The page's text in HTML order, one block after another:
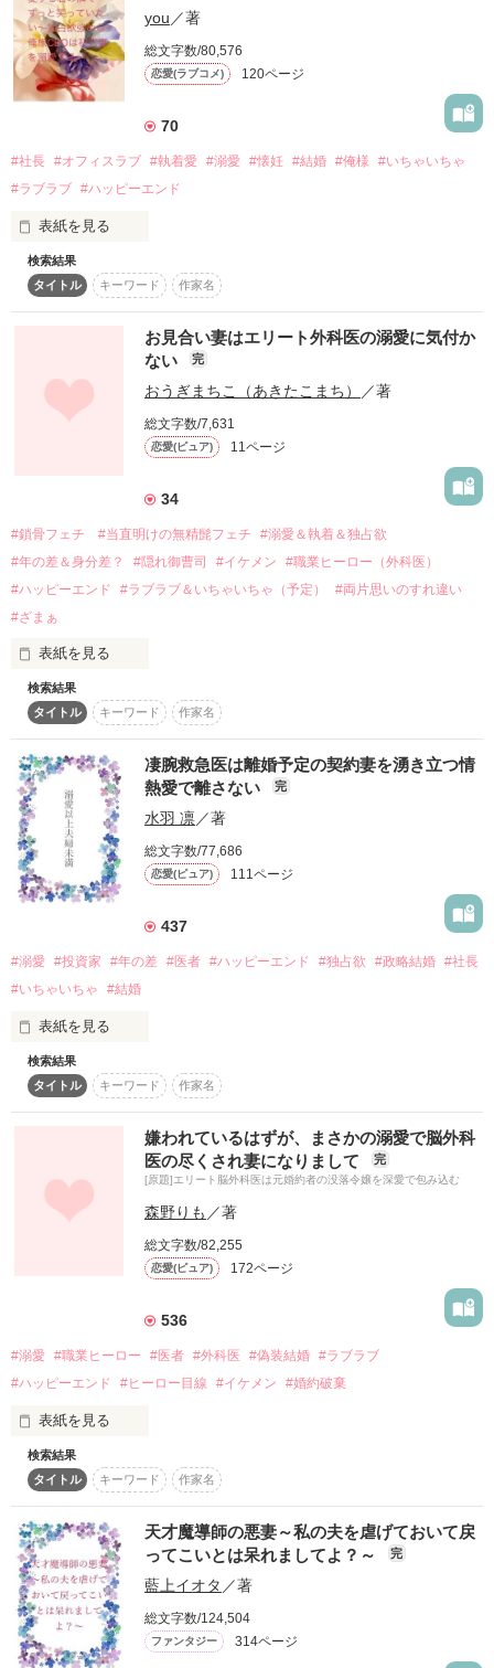
｡*⑅ꕤ┈┈┈┈┈┈┈┈┈ꕤ⑅*｡
この結婚は決して楽じゃない
けれど、最上級の愛に満ちている
作品を読む
飛鳥馬　香蓮（あすま・かれん）／24歳
お掃除サービス、外食産業『ASUMA』の社長の娘
国内最大手ゼネコン・社長
愛する人は、私を心から憎んでいる――。
10月17日　マカロン文庫にて発売いたしました。
投稿時から応援頂き、ありがとうございました（＾＾）
森野じゃむ
you ／著
総文字数/80,576
恋愛(ラブコメ) 120ページ
70
#社長 #オフィスラブ #執着愛 #溺愛 #懐妊 #結婚 #俺様
#いちゃいちゃ
#ラブラブ #ハッピーエンド
表紙を見る
付き合っていた彼氏に振られ、派遣で勤めていた中小企業のOL
の契約も今月いっぱいで切られる事になった小谷野葉月《こや
のはずき》は高校の同窓会で酔い潰れた所をかつて好きだった
同級生の朝霧悠人《あさぎりゆうと》に介抱される。
次の日目覚めた葉月はお洒落なシティーホテルのベッドの上に
昔から俺様感の強かった悠人は、葉月には甘いけど強引なとこ
ろもある俺様CEOになっていた…
「えーー」
恋人に振られたばかりの可愛い系派遣社員（小谷野葉月→後の
朝霧葉月）
好きな女の子には素直になれなかった俺様CEO（朝霧悠人）
同級生の2人の一夜から始まる1日限定の恋人体験🩷
初恋を晴れて実らせた2人が結婚し、子どもができて幸せな家
庭を築くまでの、心温まるストーリーです♡
⚠️胸キュン甘々注意です⚠️
※このお話は、『1日限定の恋人〜一夜を共にした相手は昔好
緒にいたい〜独占欲強めな俺様CEOに囲われて〜』を加筆修正
し、2人のその後のストリーを加えて編集した朝霧夫婦シリー
作品を読む
検索結果
タイトル
キーワード 作家名
お見合い妻はエリート外科医の溺愛に気付か
ない
完
おうぎまちこ（あきたこまち） ／著
総文字数/7,631
恋愛(ピュア) 11ページ
34
#鎖骨フェチ #当直明けの無精髭フェチ
#溺愛＆執着＆独占欲
#年の差＆身分差？
#隠れ御曹司 #イケメン
#職業ヒーロー（外科医）
#ハッピーエンド
#ラブラブ＆いちゃいちゃ（予定）
#両片思いのすれ違い
#ざまぁ
表紙を見る
大学教授の父の命令でお見合いをすることになった、将来有
望な外科医・一臣と結婚することになった万葉。
一臣の熱烈なアプローチで結婚を決めた万葉。幸せの絶頂だ
った万葉だったけれど、結婚式のお色直しの際に、一臣の同僚
たちから衝撃的な発言を耳にしてしまう。噂の内容は、一臣が
女医の元恋人を捨てて、出世のために万葉と結婚したというも
のだった。
ショックを受けた万葉は、一臣との初夜を避けて過ごしてい
た。何日も家に帰ってこない一臣の元へと忘れ物を届けに行く
と、一臣の元恋人である女医から一臣との関係を匂わされ
――？
検索結果
タイトル
キーワード 作家名
凄腕救急医は離婚予定の契約妻を湧き立つ情
熱愛で離さない
完
水羽 凛／著
総文字数/77,686
恋愛(ピュア) 111ページ
437
#溺愛 #投資家 #年の差 #医者 #ハッピーエンド #独占欲 #政略結婚 #社長
#いちゃいちゃ
#結婚
表紙を見る
【お知らせ】
2025.09.18マカロン文庫化から電子書籍化！
溺愛シーンやヒーローサイド、番外編などが追加されています
エリートすぎる男との契約から始まった溺愛の行方は？
+++溺愛以上恋人未満+++
作品を読む
検索結果
タイトル
キーワード 作家名
嫌われているはずが、まさかの溺愛で脳外科
医の尽くされ妻になりまして
完
[原題]エリート脳外科医は元婚約者の没落令嬢を深愛で包み込む
森野りも ／著
総文字数/82,255
恋愛(ピュア) 172ページ
536
#溺愛 #職業ヒーロー #医者 #外科医 #偽装結婚 #ラブラブ
#ハッピーエンド
#ヒーロー目線 #イケメン #婚約破棄
表紙を見る
「……そうか、ぜんぶ初めてで、俺だけなんだ」
平林美琴（ひらばやしみこと）２７歳
元社長令嬢。実家は没落
瀬戸遥臣（せとはるおみ）３１歳
エリート脳外科医　瀬戸グループの跡取り
子どものころから親の決めた婚約者同士だった美琴と遥臣。
甘やかされて育った世間知らずの美琴はプライドの高さから
検索結果
タイトル
キーワード 作家名
天才魔導師の悪妻～私の夫を虐げておいて戻
ってこいとは呆れましてよ？～
完
藍上イオタ ／著
総文字数/124,504
ファンタジー 314ページ